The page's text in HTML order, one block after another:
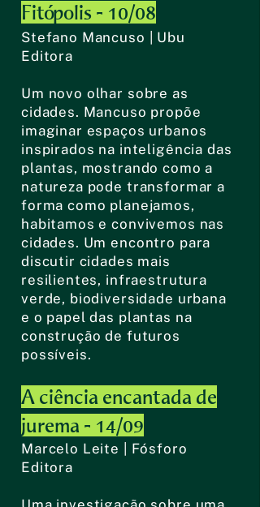
Fitópolis - 10/08
Stefano Mancuso | Ubu
Editora
Um novo olhar sobre as
cidades. Mancuso propõe
imaginar espaços urbanos
inspirados na inteligência das
plantas, mostrando como a
natureza pode transformar a
forma como planejamos,
habitamos e convivemos nas
cidades. Um encontro para
discutir cidades mais
resilientes, infraestrutura
verde, biodiversidade urbana
e o papel das plantas na
construção de futuros
possíveis.
A ciência encantada de
jurema - 14/09
Marcelo Leite | Fósforo
Editora